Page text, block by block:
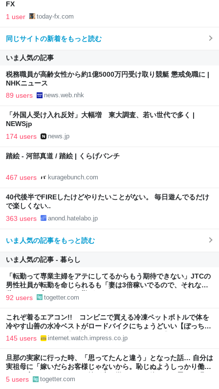
FX
1 user today-fx.com
同じサイトの新着をもっと読む
いま人気の記事
税務職員が高齢女性から約1億5000万円受け取り競艇 懲戒免職に |
NHKニュース
89 users news.web.nhk
「外国人受け入れ反対」大幅増 東大調査、若い世代で多く |
NEWSjp
174 users news.jp
踏絵 - 河部真道 / 踏絵 | くらげバンチ
467 users kuragebunch.com
40代後半でFIREしたけどやりたいことがない。 毎日遊んでるだけ
で楽しくない..
363 users anond.hatelabo.jp
いま人気の記事をもっと読む
いま人気の記事 - 暮らし
「転勤って専業主婦をアテにしてるからもう期待できない」JTCの
男性社員が転勤を命じられるも「妻は3倍稼いでるので、それなら
辞める」と言ったら、転勤がなくなった
92 users togetter.com
これぞ着るエアコン!! コンビニで買える冷凍ペットボトルで体を
冷やす山善の水冷ベストがロードバイクにちょうどいい【ぼっち・
ざ・ろーど！その14】【空いた時間でなにしてる？】
145 users internet.watch.impress.co.jp
旦那の実家に行った時、「思ってたんと違う」となった話… 自分は
実祖母に「嫁いだらお客様じゃないから。恥じぬようしっかり働
け」と言われていたので、嫁ぎ先で嫌われたら終わりと思い、張り
切っていた
5 users togetter.com